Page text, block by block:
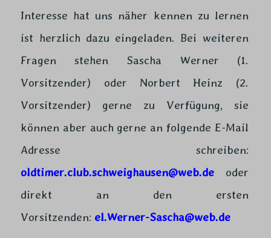
Interesse hat uns näher kennen zu lernen
ist herzlich dazu eingeladen. Bei weiteren
Fragen stehen Sascha Werner (1.
Vorsitzender) oder Norbert Heinz (2.
Vorsitzender) gerne zu Verfügung, sie
können aber auch gerne an folgende E-Mail
Adresse schreiben:
oldtimer.club.schweighausen@web.de
oder
direkt an den ersten
Vorsitzenden: el.Werner-Sascha@web.de